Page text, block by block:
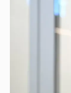
Никита